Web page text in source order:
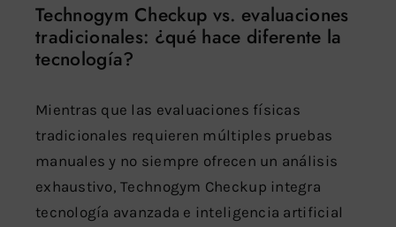
Technogym Checkup vs. evaluaciones
tradicionales: ¿qué hace diferente la
tecnología?
Mientras que las evaluaciones físicas
tradicionales requieren múltiples pruebas
manuales y no siempre ofrecen un análisis
exhaustivo, Technogym Checkup integra
tecnología avanzada e inteligencia artificial